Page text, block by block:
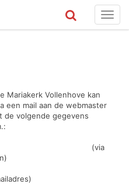
Mariakerk Vollenhove kan
een mail aan de webmaster
de volgende gegevens
(via